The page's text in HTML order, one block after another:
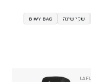
שקי שינה Biwy Bag